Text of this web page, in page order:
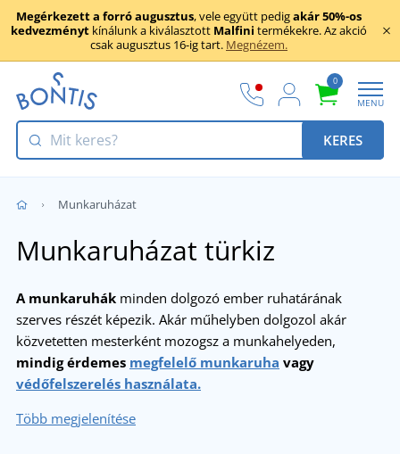
Megérkezett a forró augusztus, vele együtt pedigakár 50%-os
kedvezményt kínálunk a kiválasztott Malfini termékekre. Az akció
csak augusztus 16-ig tart. Megnézem.
0
MENU
KERES
Munkaruházat
Munkaruházat türkiz
A munkaruhák minden dolgozó ember ruhatárának
szerves részét képezik. Akár műhelyben dolgozol akár
közvetetten mesterként mozogsz a munkahelyeden,
mindig érdemes megfelelő munkaruha vagy
védőfelszerelés használata.
Több megjelenítése